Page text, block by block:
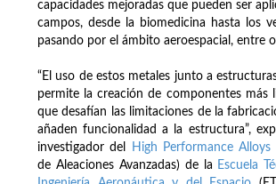
capacidades mejoradas que pueden ser
campos, desde la biomedicina hasta los
pasando por el ámbito aeroespacial, entre
“El uso de estos metales junto a
permite la creación de componentes más
que desafían las limitaciones de la
añaden funcionalidad a la estructura”,
investigador del
High Performance Alloys
de Aleaciones Avanzadas) de la Escuela